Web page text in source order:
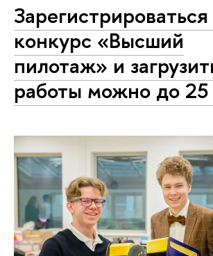
конкурс «Высший
пилотаж» и
работы можно до 25